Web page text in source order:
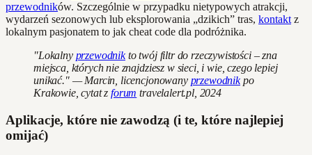
przewodników. Szczególnie w przypadku nietypowych atrakcji,
wydarzeń sezonowych lub eksplorowania „dzikich” tras, kontakt z
lokalnym pasjonatem to jak cheat code dla podróżnika.
"Lokalny przewodnikto twój filtr do rzeczywistości – zna
miejsca, których nie znajdziesz w sieci, i wie, czego lepiej
unikać." — Marcin, licencjonowany przewodnikpo
Krakowie, cytat zforum travelalert.pl, 2024
Aplikacje, które nie zawodzą (i te, które najlepiej
omijać)